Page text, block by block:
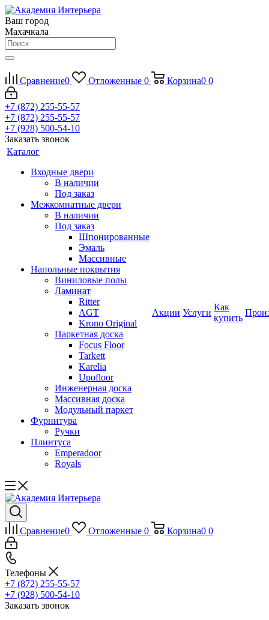
Ваш город
Махачкала
Сравнение0 Отложенные 0 Корзина0 0
+7 (872) 255-55-57
+7 (872) 255-55-57
+7 (928) 500-54-10
Заказать звонок
Каталог
Входные двери
В наличии
Под заказ
Межкомнатные двери
В наличии
Под заказ
Шпонированные
Эмаль
Массивные
Напольные покрытия
Виниловые полы
Ламинат
Ritter
AGT
Krono Original
Паркетная доска
Focus Floor
Tarkett
Karelia
Upofloor
Инженерная доска
Массивная доска
Модульный паркет
Фурнитура
Ручки
Плинтуса
Emperadoor
Royals
Акции Услуги
Как
купить
Сравнение0 Отложенные 0 Корзина0 0
Телефоны
+7 (872) 255-55-57
+7 (928) 500-54-10
Заказать звонок